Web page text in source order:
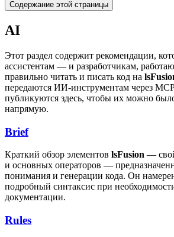
Содержание этой страницы
AI
Этот раздел содержит рекомендации,
ассистентам — и разработчикам,
правильно читать и писать код на
передаются ИИ-инструментам через
публикуются здесь, чтобы их можно
напрямую.
Brief
Краткий обзор элементов lsFusion —
и основных операторов —
понимания и генерации кода. Он
подробный синтаксис при
документации.
Rules